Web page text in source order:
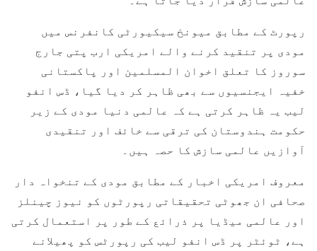
رپورٹ کے مطابق میونخ سیکیورٹی کانفرنس میں
مودی پر تنقید کرنے والے امریکی ارب پتی جارج
سوروز کا تعلق اخوان المسلمین اور پاکستانی
خفیہ ایجنسیوں سے بھی ظاہر کر دیا گیا، ڈس انفو
لیب یہ ظاہر کرتی ہے کہ عالمی دنیا مودی کے زیر
حکومت ہندوستان کی ترقی سے خائف اور تنقیدی
آوازیں عالمی سازش کا حصہ ہیں۔
معروف امریکی اخبار کے مطابق مودی کے تنخواہ دار
صحافی ان جھوٹی تحقیقاتی رپورٹوں کو نیوز چینلز
اور عالمی میڈیا پر ذرائع کے طور پر استعمال کرتی
ہے، ٹوئٹر پر ڈس انفو لیب کی رپورٹس کو پھیلانے